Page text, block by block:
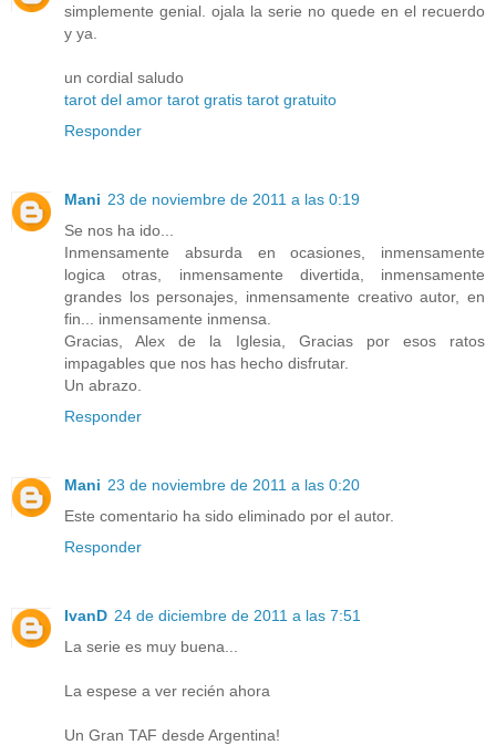
simplemente genial. ojala la serie no quede en el recuerdo
y ya.
un cordial saludo
tarot del amor tarot gratis tarot gratuito
Responder
Mani 23 de noviembre de 2011 a las 0:19
Se nos ha ido...
Inmensamente absurda en ocasiones, inmensamente
logica otras, inmensamente divertida, inmensamente
grandes los personajes, inmensamente creativo autor, en
fin... inmensamente inmensa.
Gracias, Alex de la Iglesia, Gracias por esos ratos
impagables que nos has hecho disfrutar.
Un abrazo.
Responder
Mani 23 de noviembre de 2011 a las 0:20
Este comentario ha sido eliminado por el autor.
Responder
IvanD 24 de diciembre de 2011 a las 7:51
La serie es muy buena...
La espese a ver recién ahora
Un Gran TAF desde Argentina!